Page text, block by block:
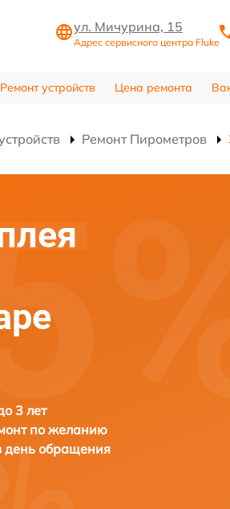
ул. Мичурина, 15
Адрес сервисного центра Fluke
Ремонт устройств Цена ремонта
Ремонт Пирометров
3 лет
по желанию
день обращения